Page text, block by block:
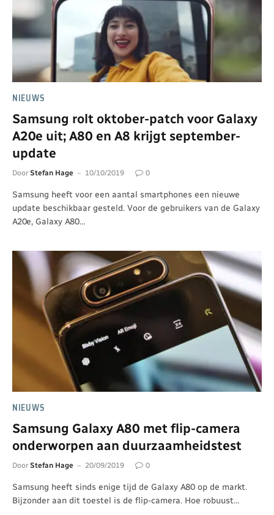
NIEUWS
Samsung rolt oktober-patch voor Galaxy
A20e uit; A80 en A8 krijgt september-
update
Door Stefan Hage 10/10/2019 0
Samsung heeft voor een aantal smartphones een nieuwe
update beschikbaar gesteld. Voor de gebruikers van de Galaxy
A20e, Galaxy A80…
NIEUWS
Samsung Galaxy A80 met flip-camera
onderworpen aan duurzaamheidstest
Door Stefan Hage 20/09/2019 0
Samsung heeft sinds enige tijd de Galaxy A80 op de markt.
Bijzonder aan dit toestel is de flip-camera. Hoe robuust…